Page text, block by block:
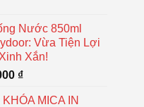
Nước 850ml
Vừa Tiện Lợi
Xắn!
₫
KHÓA MICA IN